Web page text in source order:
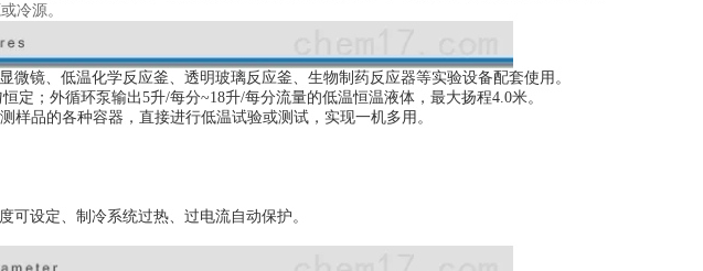
冷源。
镜、低温化学反应釜、透明玻璃反应釜、生物制药反应器等实验设备配套使用。
定；外循环泵输出5升/每分~18升/每分流量的低温恒温液体，最大扬程4.0米。
样品的各种容器，直接进行低温试验或测试，实现一机多用。
可设定、制冷系统过热、过电流自动保护。